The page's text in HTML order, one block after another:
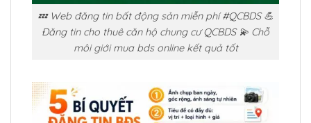
💤 Web đăng tin bất động sản miễn phí #QCBDS 💪
Đăng tin cho thuê căn hộ chung cư QCBDS 💫 Chỗ
môi giới mua bds online kết quả tốt